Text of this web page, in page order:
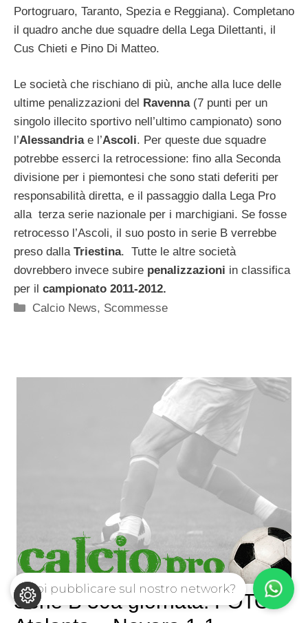
Portogruaro, Taranto, Spezia e Reggiana). Completano
il quadro anche due squadre della Lega Dilettanti, il
Cus Chieti e Pino Di Matteo.
Le società che rischiano di più, anche alla luce delle
ultime penalizzazioni del
Ravenna (7 punti per un
singolo illecito sportivo nell’ultimo campionato) sono
l’Alessandria e l’Ascoli. Per queste due squadre
potrebbe esserci la retrocessione: fino alla Seconda
divisione per i piemontesi che sono stati deferiti per
responsabilità diretta, e il passaggio dalla Lega Pro
alla terza serie nazionale per i marchigiani. Se fosse
retrocesso l’Ascoli, il suo posto in serie B verrebbe
preso dalla Triestina. Tutte le altre società
dovrebbero invece subire penalizzazioni in classifica
per il campionato 2011-2012.
Categorie
Calcio News, Scommesse
Serie B 30a giornata: FOTO
Vuoi pubblicare sul nostro network?